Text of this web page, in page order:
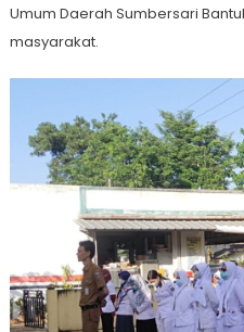
Umum Daerah Sumbersari
masyarakat.